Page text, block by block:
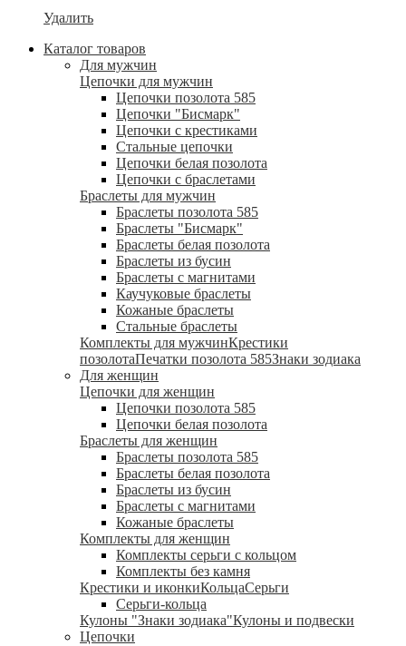
Удалить
Каталог товаров
Для мужчин
Цепочки для мужчин
Цепочки позолота 585
Цепочки "Бисмарк"
Цепочки с крестиками
Стальные цепочки
Цепочки белая позолота
Цепочки с браслетами
Браслеты для мужчин
Браслеты позолота 585
Браслеты "Бисмарк"
Браслеты белая позолота
Браслеты из бусин
Браслеты с магнитами
Каучуковые браслеты
Кожаные браслеты
Стальные браслеты
Комплекты для мужчинКрестики
позолотаПечатки позолота 585Знаки зодиака
Для женщин
Цепочки для женщин
Цепочки позолота 585
Цепочки белая позолота
Браслеты для женщин
Браслеты позолота 585
Браслеты белая позолота
Браслеты из бусин
Браслеты с магнитами
Кожаные браслеты
Комплекты для женщин
Комплекты серьги с кольцом
Комплекты без камня
Крестики и иконкиКольцаСерьги
Серьги-кольца
Кулоны "Знаки зодиака"Кулоны и подвески
Цепочки